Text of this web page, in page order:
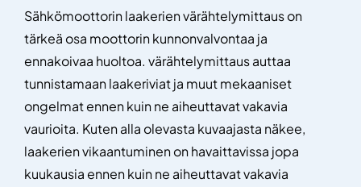
Sähkömoottorin laakerien värähtelymittaus on
tärkeä osa moottorin kunnonvalvontaa ja
ennakoivaa huoltoa. värähtelymittaus auttaa
tunnistamaan laakeriviat ja muut mekaaniset
ongelmat ennen kuin ne aiheuttavat vakavia
vaurioita. Kuten alla olevasta kuvaajasta näkee,
laakerien vikaantuminen on havaittavissa jopa
kuukausia ennen kuin ne aiheuttavat vakavia